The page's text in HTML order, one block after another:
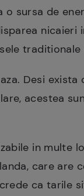
o sursa de
Desi
acestea
in multe
care are
ca tarile